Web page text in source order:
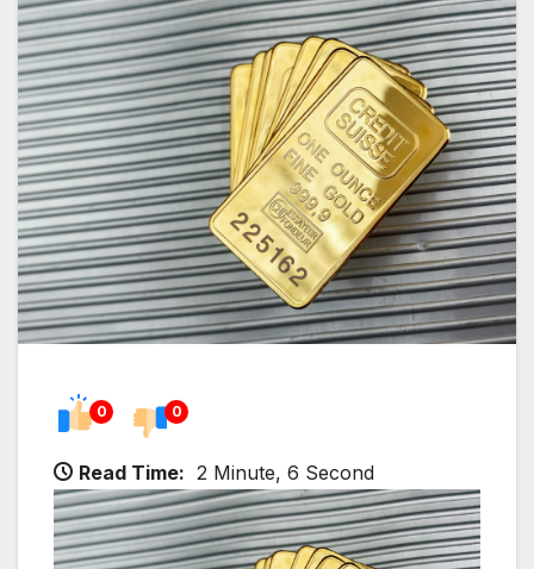
0 0
Read Time: 2 Minute, 6 Second